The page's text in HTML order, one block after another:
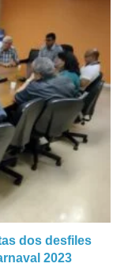
dos desfiles
2023